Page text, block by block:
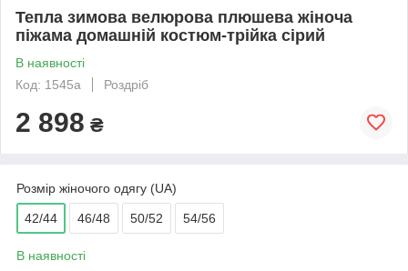
Тепла зимова велюрова плюшева жіноча
піжама домашній костюм-трійка сірий
В наявності
Код: 1545а
Роздріб
2 898 ₴
Розмір жіночого одягу (UA)
42/44 46/48 50/52 54/56
В наявності